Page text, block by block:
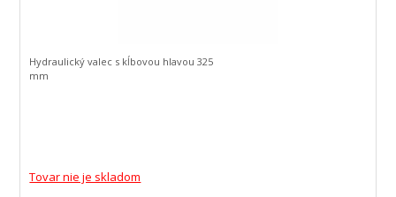
Tovar nie je skladom
Hydraulický valec s kĺbovou hlavou 325
mm